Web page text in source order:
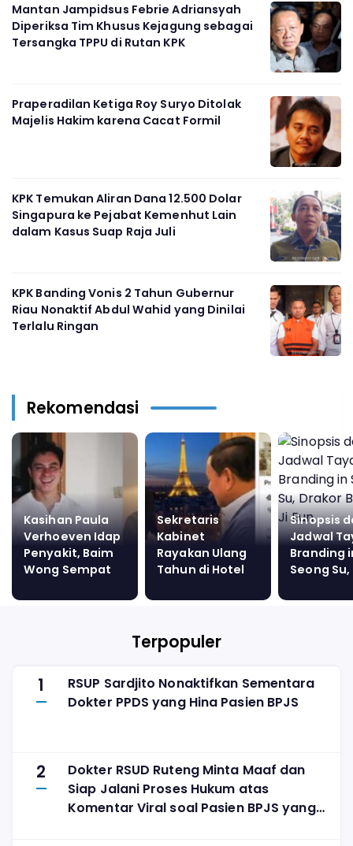
Mantan Jampidsus Febrie Adriansyah
Diperiksa Tim Khusus Kejagung sebagai
Tersangka TPPU di Rutan KPK
Praperadilan Ketiga Roy Suryo Ditolak
Majelis Hakim karena Cacat Formil
KPK Temukan Aliran Dana 12.500 Dolar
Singapura ke Pejabat Kemenhut Lain
dalam Kasus Suap Raja Juli
KPK Banding Vonis 2 Tahun Gubernur
Riau Nonaktif Abdul Wahid yang Dinilai
Terlalu Ringan
Rekomendasi
Kasihan Paula
Verhoeven Idap
Penyakit, Baim
Wong Sempat
Sang Model
Sekretaris
Kabinet
Rayakan Ulang
Tahun di Hotel
Timbulkan
Sinopsis
Jadwal
Branding
Seong Su,
Ji Eun
Terpopuler
1
RSUP Sardjito Nonaktifkan Sementara
Dokter PPDS yang Hina Pasien BPJS
2
Dokter RSUD Ruteng Minta Maaf dan
Siap Jalani Proses Hukum atas
Komentar Viral soal Pasien BPJS yang